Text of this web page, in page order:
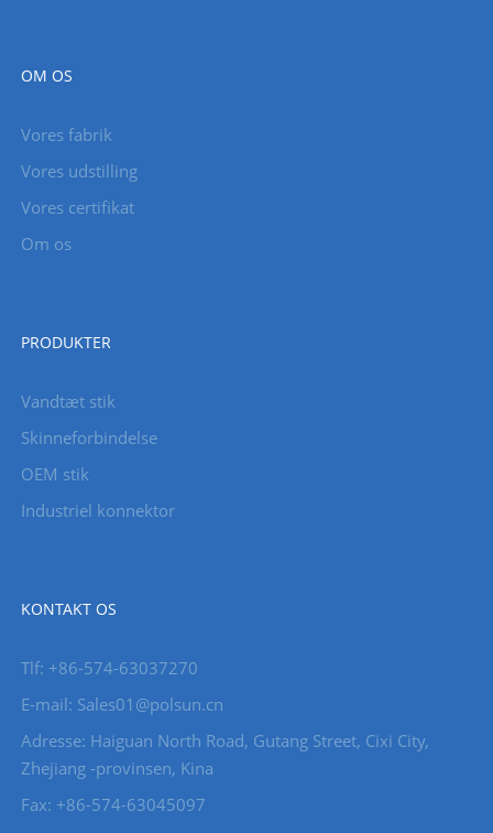
OM OS
Vores fabrik
Vores udstilling
Vores certifikat
Om os
PRODUKTER
Vandtæt stik
Skinneforbindelse
OEM stik
Industriel konnektor
KONTAKT OS
Tlf: +86-574-63037270
E-mail: Sales01@polsun.cn
Adresse: Haiguan North Road, Gutang Street, Cixi City,
Zhejiang -provinsen, Kina
Fax: +86-574-63045097